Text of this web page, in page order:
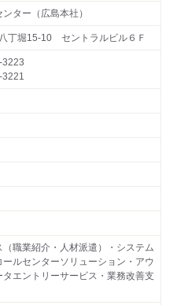
ター（広島本社）
丁堀15-10 セントラルビル６Ｆ
3223
3221
（職業紹介・人材派遣）・システム
ルセンターソリューション・アウ
タエントリーサービス・業務改善支